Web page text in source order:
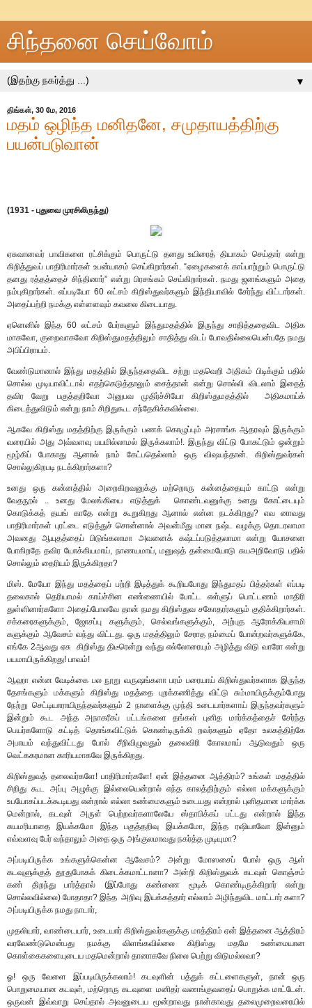
சிந்தனை செய்வோம்
▼
திங்கள், 30 மே, 2016
மதம் ஒழிந்த மனிதனே, சமுதாயத்திற்கு
பயன்படுவான்
(1931 - புதுவை முரசிலிருந்து)
ஏசுவானவர் பாவிகளை ரட்சிக்கும் பொருட்டு தனது உயிரைத் தியாகம் செய்தார் என்று
கிறித்துவப் பாதிரிமார்கள் உபன்யாசம் செய்கிறார்கள். “ஏழைகளைக் காப்பாற்றும் பொருட்டு
தனது ரத்தத்தைச் சிந்தினார்” என்று பிரசங்கம் செய்கிறார்கள். நமது ஜனங்களும் அதை
நம்புகிறார்கள். எப்படியோ 60 லட்சம் கிறிஸ்துவர்களும் இந்தியாவில் சேர்ந்து விட்டார்கள்.
அதைப்பற்றி நமக்கு எள்ளளவும் கவலை கிடையாது.
ஏனெனில் இந்த 60 லட்சம் பேர்களும் இந்துமதத்தில் இருந்து சாதித்ததைவிட அதிக
மாகவோ, குறைவாகவோ கிறிஸ்துமதத்திலும் சாதித்து விடப் போவதில்லையென்பதே நமது
அபிப்பிராயம்.
வேண்டுமானால் இந்து மதத்தில் இருந்ததைவிட சற்று மதவெறி அதிகம் பிடிக்கும் பதில்
சொல்ல முடியாவிட்டால் எதற்கெடுத்தாலும் சைத்தான் என்று சொல்லி விடலாம் இதைத்
தவிர வேறு பகுத்தறிவோ அனுபவ முதிர்ச்சியோ கிறிஸ்துமதத்தில் அதிகமாய்க்
கிடைத்துவிடும் என்று நாம் சிறிதுகூட சந்தேகிக்கவில்லை.
ஆகவே கிறிஸ்து மதத்திற்கு இருக்கும் பணக் கொழுப்பும் அரசாங்க ஆதரவும் இருக்கும்
வரையில் அது அவ்வளவு பயமில்லாமல் இருக்கலாம்!. இருந்து விட்டு போகட்டும் ஒன்றும்
மூழ்கிப் போகாது ஆனால் நாம் கேட்பதெல்லாம் ஒரு விஷயந்தான். கிறிஸ்துவர்கள்
சொல்லுகிறபடி நடக்கிறார்களா?
உனது ஒரு கன்னத்தில் அறைகிறவனுக்கு மற்றொரு கன்னத்தையும் காட்டு என்று
வேதநூல் .. உனது மேலங்கியை எடுத்துக் கொண்டவனுக்கு உனது கோட்டையும்
கொடுக்கத் தயங் காதே என்று கூறுகிறது ஆனால் என்ன நடக்கிறது? எவ னாவது
பாதிரிமார்கள் புரட்டை எடுத்துச் சொன்னால் அவன்மீது மான நஷ்ட வழக்கு தொடரலாமா
அவனது ஆயுதத்தைப் பிடுங்கலாமா அவனைக் கஷ்டப்படுத்தலாமா என்று யோசனை
போகிறதே தவிர யோக்கியமாய், நாணயமாய், மனுஷத் தன்மையோடு சுயஅறிவோடு பதில்
சொல்லும் தைரியம் இருக்கிறதா?
மிஸ். மேயோ இந்து மதத்தைப் பற்றி இடித்துக் கூறியபோது இந்துமதப் பித்தர்கள் எப்படி
தலைகால் தெரியாமல் காய்ச்சின எண்ணையில் போட்ட எள்ளுப் பொட்டணம் மாதிரி
துள்ளினார்களோ அதைப்போலவே தான் நமது கிறிஸ்துவ சகோதரர்களும் குதிக்கிறார்கள்.
சக்கரைகளுக்கும், ஜோசப்பு களுக்கும், செல்வங்களுக்கும், அற்புத ஆரோக்கியசாமி
களுக்கும் ஆவேசம் வந்து விட்டது. ஒரு மதத்திலும் சேராத நம்மைப் போன்றவர்களுக்கே,
எங்கே 2ஆவது ஏசு கிறிஸ்து திடீரென்று வந்து எல்லோரையும் அழித்து விடு வாரோ என்று
பயமாயிருக்கிறது! பாவம்!
ஆஹா என்ன வேடிக்கை பல நூறு வருஷங்களா பரம் பரையாய் கிறிஸ்துவர்களாக இருந்த
தேசங்களும் மக்களும் கிறிஸ்து மதத்தை புறக்கணித்து விட்டு சும்மாயிருக்கும்போது
நேற்று செட்டியாராயிருந்தவர்களும் 2 நாளைக்கு முந்தி உடையார்களாய் இருந்தவர்களும்
இன்றும் கூட அந்த அநாகரீகப் பட்டங்களை தங்கள் புனித மார்க்கத்தைச் சேர்ந்த
பெயர்களோடு கட்டித் தொங்கவிட்டுக் கொண்டிருக்கி றவர்களும் ஏதோ உலகத்திற்கே
அபாயம் வந்துவிட்டது போல் சீறிவிழுவதும் தலைவிரி கோலமாய் ஆடுவதும் ஒரு
வெட்ககரமான காரியமாகவே இருக்கிறது.
கிறிஸ்துவத் தலைவர்களே! பாதிரிமார்களே! ஏன் இத்தனை ஆத்திரம்? உங்கள் மதத்தில்
சிறிது கூட அப்பு அழுக்கு இல்லையென்றால் எந்த காலத்திற்கும் எல்லா மக்களுக்கும்
உபயோகப்படக்கூடியது என்றால் எல்லா உண்மைகளும் உடையது என்றால் புனிதமான மார்க்க
மென்றால், கடவுள் அருள் பெற்றவர்களாலேயே ஸ்தாபிக்கப் பட்டது என்றால் இந்த
சுயமரியாதை இயக்கமோ இந்த பகுத்தறிவு இயக்கமோ, இந்த ரஷியாவோ இன்னும்
எவ்வளவு பேர் வந்தாலும் அதை ஒரு அங்குலமாவது நகர்த்த முடியுமா?
அப்படியிருக்க உங்களுக்கென்ன ஆவேசம்? அன்று மோஸசைப் போல் ஒரு ஆள்
கடவுளுக்குத் தூதுபோகக் கிடைக்கமாட்டானா? அன்றி கிறிஸ்துவக் கடவுள் கொஞ்சம்
கண் திறந்து பார்த்தால் (இப்போது கண்ணை மூடிக் கொண்டிருக்கிறார் என்று
சொல்லவில்லை) போதாதா? இந்த அறிவு இயக்கத்தார் எல்லாம் அழிந்துவிட மாட்டார் களா?
அப்படியிருக்க நமது நாடார்,
முதலியார், வாண்டையார், உடையார் கிறிஸ்துவர்களுக்கு மாத்திரம் ஏன் இத்தனை ஆத்திரம்
வரவேண்டுமென்பது நமக்கு விளங்கவில்லை கிறிஸ்து மதமே உண்மையான
கொள்கைகளையுடைய மதமென்றால் தானாகவே நிலை பெற்று விடுமல்லவா?
ஓ! ஒரு வேளை இப்படியிருக்கலாம்! கடவுளின் பத்துக் கட்டளைகளுள், நான் ஒரு
பொறுமையான கடவுள், மற்றொரு கடவுளை மனிதர் வணங்குவதைப் பொறுக்க மாட்டேன்.
ஒருவன் இவ்வாறு செய்தால் அவனுடைய மூன்றாவது நான்காவது தலைமுறைவரையில்